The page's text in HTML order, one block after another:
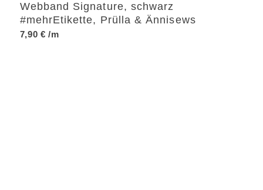
Webband Signature, schwarz
#mehrEtikette, Prülla & Ännisews
7,90 € /m